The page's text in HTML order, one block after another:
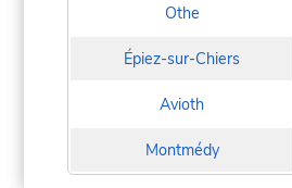
Othe
Épiez-sur-Chiers
Avioth
Montmédy